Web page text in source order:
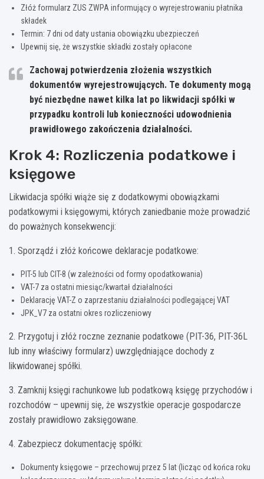
Złóż formularz ZUS ZWPA informujący o wyrejestrowaniu płatnika
składek
Termin: 7 dni od daty ustania obowiązku ubezpieczeń
Upewnij się, że wszystkie składki zostały opłacone
Zachowaj potwierdzenia złożenia wszystkich
dokumentów wyrejestrowujących. Te dokumenty mogą
być niezbędne nawet kilka lat po likwidacji spółki w
przypadku kontroli lub konieczności udowodnienia
prawidłowego zakończenia działalności.
Krok 4: Rozliczenia podatkowe i
księgowe
Likwidacja spółki wiąże się z dodatkowymi obowiązkami
podatkowymi i księgowymi, których zaniedbanie może prowadzić
do poważnych konsekwencji:
1. Sporządź i złóż końcowe deklaracje podatkowe:
PIT-5 lub CIT-8 (w zależności od formy opodatkowania)
VAT-7 za ostatni miesiąc/kwartał działalności
Deklarację VAT-Z o zaprzestaniu działalności podlegającej VAT
JPK_V7 za ostatni okres rozliczeniowy
2. Przygotuj i złóż roczne zeznanie podatkowe (PIT-36, PIT-36L
lub inny właściwy formularz) uwzględniające dochody z
likwidowanej spółki.
3. Zamknij księgi rachunkowe lub podatkową księgę przychodów i
rozchodów – upewnij się, że wszystkie operacje gospodarcze
zostały prawidłowo zaksięgowane.
4. Zabezpiecz dokumentację spółki:
Dokumenty księgowe – przechowuj przez 5 lat (licząc od końca roku